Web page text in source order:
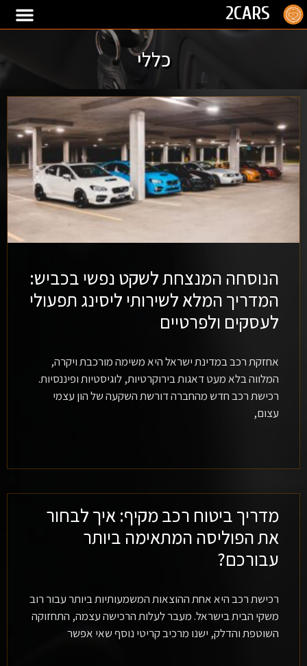
2CARS
כללי
הנוסחה המנצחת לשקט נפשי בכביש:
המדריך המלא לשירותי ליסינג תפעולי
לעסקים ולפרטיים
אחזקת רכב במדינת ישראל היא משימה מורכבת ויקרה,
המלווה בלא מעט דאגות בירוקרטיות, לוגיסטיות ופיננסיות.
רכישת רכב חדש מהחברה דורשת השקעה של הון עצמי
עצום,
מדריך ביטוח רכב מקיף: איך לבחור
את הפוליסה המתאימה ביותר
עבורכם?
רכישת רכב היא אחת ההוצאות המשמעותיות ביותר עבור רוב
משקי הבית בישראל. מעבר לעלות הרכישה עצמה, התחזוקה
השוטפת והדלק, ישנו מרכיב קריטי נוסף שאי אפשר